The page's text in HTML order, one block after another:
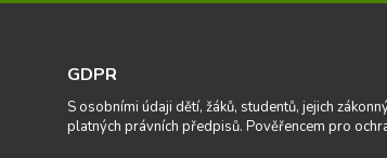
GDPR
S osobními údaji dětí, žáků, studentů, jejich
platných právních předpisů. Pověřencem pro